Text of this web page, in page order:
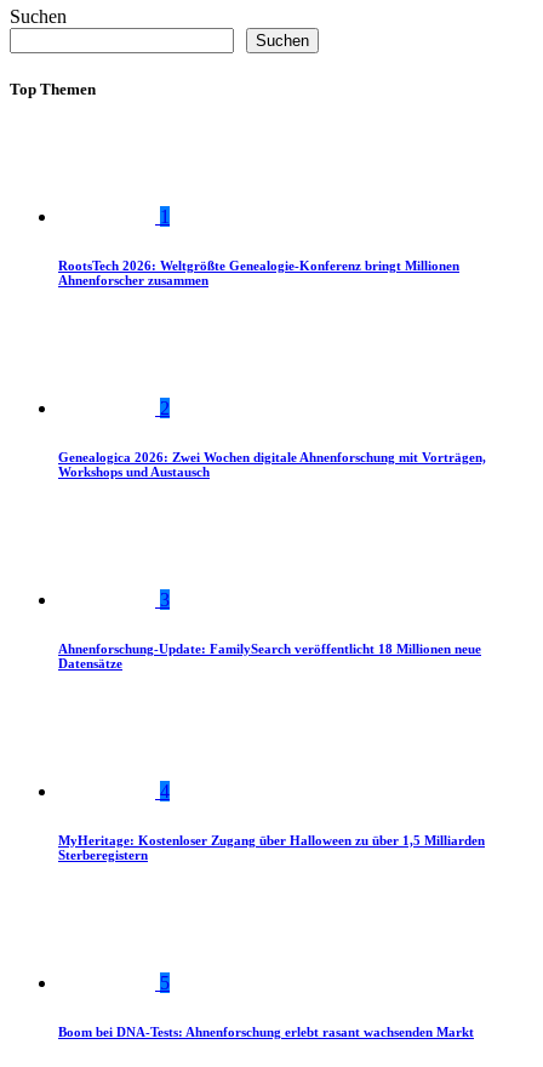
Suchen
Suchen
Top Themen
1
RootsTech 2026: Weltgrößte Genealogie-Konferenz bringt Millionen
Ahnenforscher zusammen
2
Genealogica 2026: Zwei Wochen digitale Ahnenforschung mit Vorträgen,
Workshops und Austausch
3
Ahnenforschung-Update: FamilySearch veröffentlicht 18 Millionen neue
Datensätze
4
MyHeritage: Kostenloser Zugang über Halloween zu über 1,5 Milliarden
Sterberegistern
5
Boom bei DNA-Tests: Ahnenforschung erlebt rasant wachsenden Markt